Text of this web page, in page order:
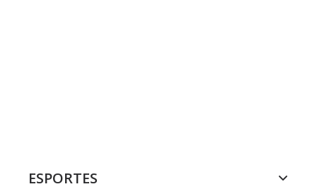
ESPORTES